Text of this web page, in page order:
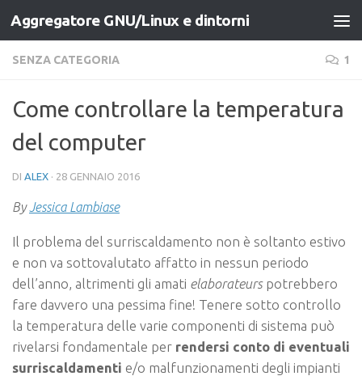
Salta al contenuto
Aggregatore GNU/Linux e dintorni
SENZA CATEGORIA 1
Come controllare la temperatura
del computer
DI ALEX · 28 GENNAIO 2016
ByJessica Lambiase
Il problema del surriscaldamento non è soltanto estivo
e non va sottovalutato affatto in nessun periodo
dell’anno, altrimenti gli amati elaborateurs potrebbero
fare davvero una pessima fine! Tenere sotto controllo
la temperatura delle varie componenti di sistema può
rivelarsi fondamentale per rendersi conto di eventuali
surriscaldamenti e/o malfunzionamenti degli impianti